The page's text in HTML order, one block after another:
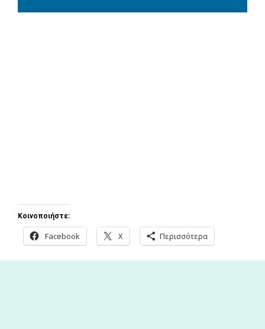
Κοινοποιήστε:
Facebook X Περισσότερα